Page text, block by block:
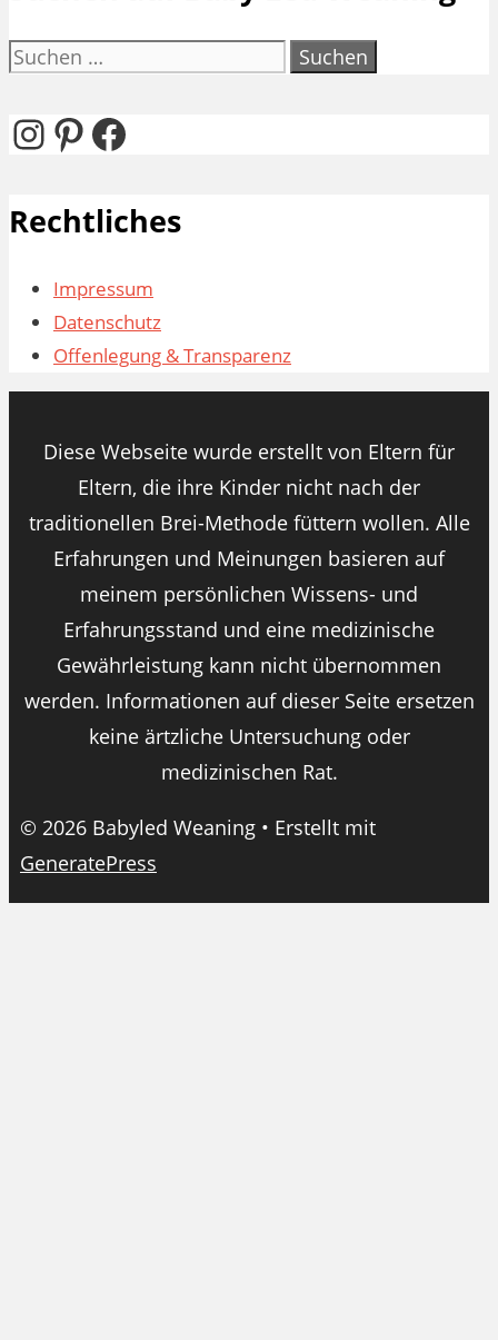
Suchen
Instagram
Pinterest
Facebook
Rechtliches
Impressum
Datenschutz
Offenlegung & Transparenz
Diese Webseite wurde erstellt von Eltern für
Eltern, die ihre Kinder nicht nach der
traditionellen Brei-Methode füttern wollen. Alle
Erfahrungen und Meinungen basieren auf
meinem persönlichen Wissens- und
Erfahrungsstand und eine medizinische
Gewährleistung kann nicht übernommen
werden. Informationen auf dieser Seite ersetzen
keine ärtzliche Untersuchung oder
medizinischen Rat.
© 2026 Babyled Weaning • Erstellt mit
GeneratePress